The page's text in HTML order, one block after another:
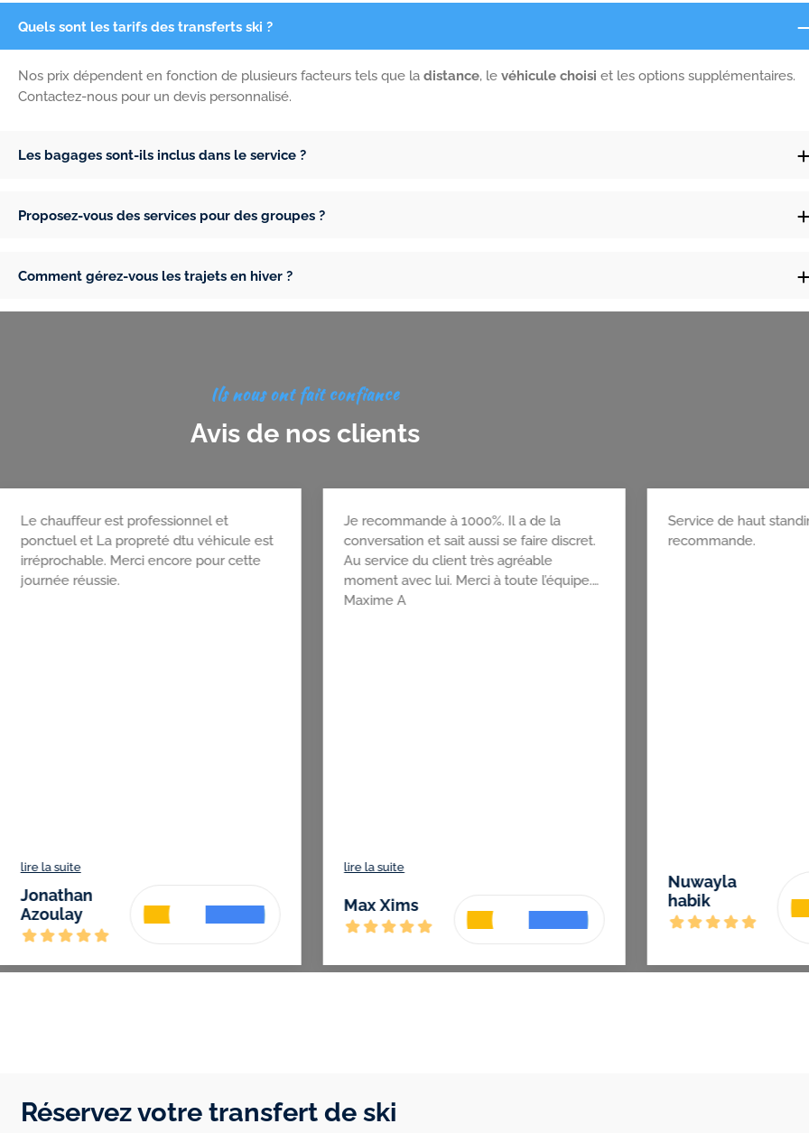
Quels sont les tarifs des transferts ski ?
Nos prix dépendent en fonction de plusieurs facteurs tels que ladistance , levéhicule choisi et les options supplémentaires.
Contactez-nous pour un devis personnalisé.
Les bagages sont-ils inclus dans le service ?
Proposez-vous des services pour des groupes ?
Comment gérez-vous les trajets en hiver ?
Avis de nos clients
Ils nous ont fait confiance
Dave
BONUS
Je vous les recommande à 100 %
vraiment top ! Super chauffeur vraiment
sympa et gentil. Vous pouvez leur faire
confiance sans hésiter.
lire la suite
Jonathan
Azoulay
Le chauffeur est professionnel et
ponctuel et La propreté dtu véhicule est
irréprochable. Merci encore pour cette
journée réussie.
lire la suite
Max Xims
Je recommande à
conversation et sait
Réservez votre transfert de ski